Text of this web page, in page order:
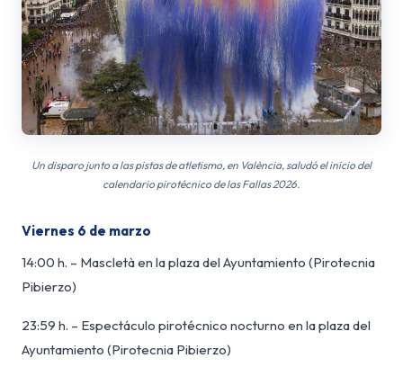
Un disparo junto a las pistas de atletismo, en València, saludó el inicio del
calendario pirotécnico de las Fallas 2026.
Viernes 6 de marzo
14:00 h. – Mascletà en la plaza del Ayuntamiento (Pirotecnia
Pibierzo)
23:59 h. – Espectáculo pirotécnico nocturno en la plaza del
Ayuntamiento (Pirotecnia Pibierzo)